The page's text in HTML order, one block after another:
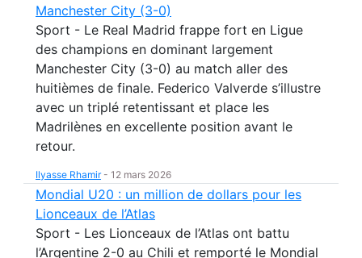
Manchester City (3-0)
Sport - Le Real Madrid frappe fort en Ligue
des champions en dominant largement
Manchester City (3-0) au match aller des
huitièmes de finale. Federico Valverde s’illustre
avec un triplé retentissant et place les
Madrilènes en excellente position avant le
retour.
Ilyasse Rhamir- 12 mars 2026
Mondial U20 : un million de dollars pour les
Lionceaux de l’Atlas
Sport - Les Lionceaux de l’Atlas ont battu
l’Argentine 2-0 au Chili et remporté le Mondial